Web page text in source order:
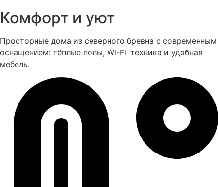
Комфорт и уют
Просторные дома из северного бревна с современным
оснащением: тёплые полы, Wi-Fi, техника и удобная
мебель.